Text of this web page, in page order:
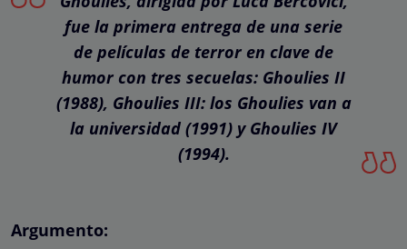
fue la primera entrega de una serie
de películas de terror en clave de
humor con tres secuelas: Ghoulies II
(1988), Ghoulies III: los Ghoulies van a
la universidad (1991) y Ghoulies IV
(1994).
Argumento: